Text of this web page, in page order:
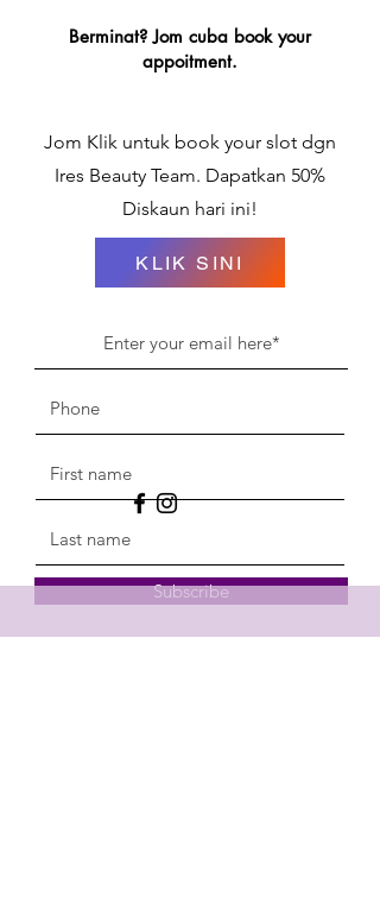
Berminat? Jom cuba book your
appoitment.
Jom Klik untuk book your slot dgn
Ires Beauty Team. Dapatkan 50%
Diskaun hari ini!
KLIK SINI
Subscribe